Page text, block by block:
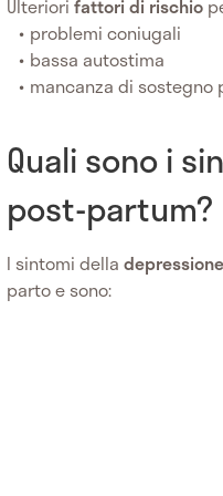
Ulteriori fattori di rischio
problemi coniugali
bassa autostima
mancanza di
Quali sono i
post-partum?
I sintomi della
parto e sono: